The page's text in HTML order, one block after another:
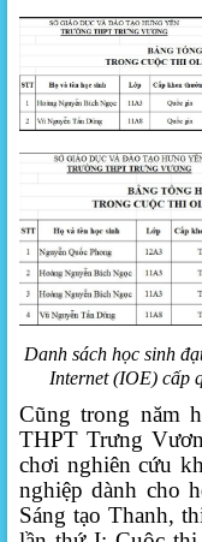
Danh sách học sinh
Internet (IOE) cấp
Cũng trong năm
THPT Trưng
chơi nghiên cứu
nghiệp dành cho
Sáng tạo Thanh,